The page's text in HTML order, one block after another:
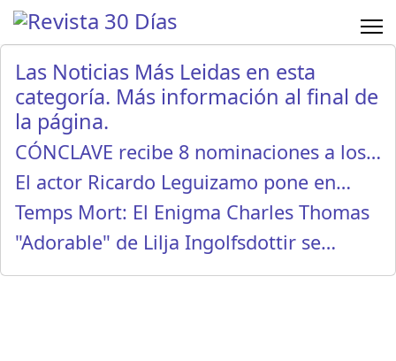
Las Noticias Más Leidas en esta
categoría. Más información al final de
la página.
CÓNCLAVE recibe 8 nominaciones a los…
El actor Ricardo Leguizamo pone en…
Temps Mort: El Enigma Charles Thomas
"Adorable" de Lilja Ingolfsdottir se…